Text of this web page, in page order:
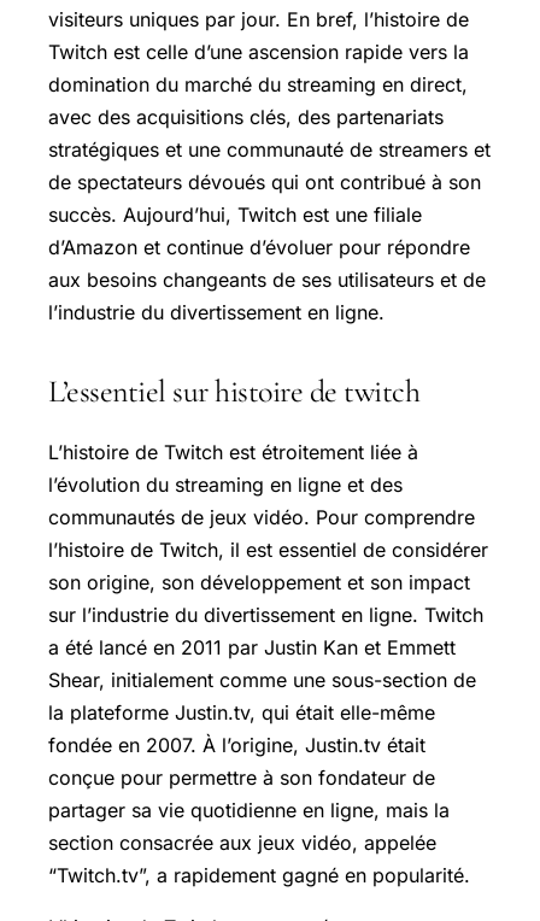
visiteurs uniques par jour. En bref, l’histoire de
Twitch est celle d’une ascension rapide vers la
domination du marché du streaming en direct,
avec des acquisitions clés, des partenariats
stratégiques et une communauté de streamers et
de spectateurs dévoués qui ont contribué à son
succès. Aujourd’hui, Twitch est une filiale
d’Amazon et continue d’évoluer pour répondre
aux besoins changeants de ses utilisateurs et de
l’industrie du divertissement en ligne.
L’essentiel sur histoire de twitch
L’histoire de Twitch est étroitement liée à
l’évolution du streaming en ligne et des
communautés de jeux vidéo. Pour comprendre
l’histoire de Twitch, il est essentiel de considérer
son origine, son développement et son impact
sur l’industrie du divertissement en ligne. Twitch
a été lancé en 2011 par Justin Kan et Emmett
Shear, initialement comme une sous-section de
la plateforme Justin.tv, qui était elle-même
fondée en 2007. À l’origine, Justin.tv était
conçue pour permettre à son fondateur de
partager sa vie quotidienne en ligne, mais la
section consacrée aux jeux vidéo, appelée
“Twitch.tv”, a rapidement gagné en popularité.